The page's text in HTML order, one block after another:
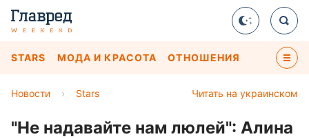
STARS МОДА И КРАСОТА ОТНОШЕНИЯ
Читать на украинском
Новости › Stars
"Не надавайте нам люлей": Алина